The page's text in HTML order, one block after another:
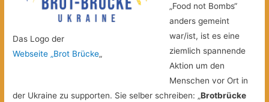
Das Logo der
Webseite „Brot Brücke„
„Food not Bombs“
anders gemeint
war/ist, ist es eine
ziemlich spannende
Aktion um den
Menschen vor Ort in
der Ukraine zu supporten. Sie selber schreiben: „Brotbrücke